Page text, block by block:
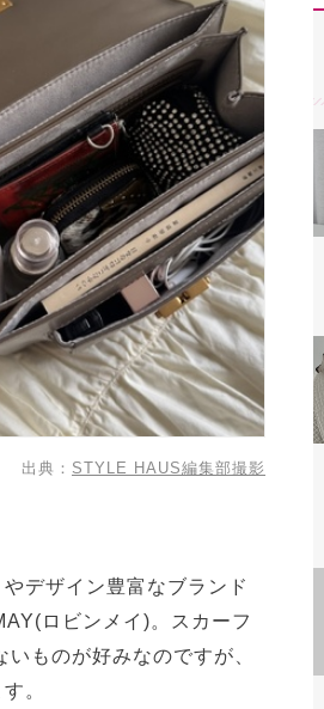
出典： STYLE HAUS編集部撮影
デザイン豊富なブランド
ロビンメイ)。スカーフ
ものが好みなのですが、
。